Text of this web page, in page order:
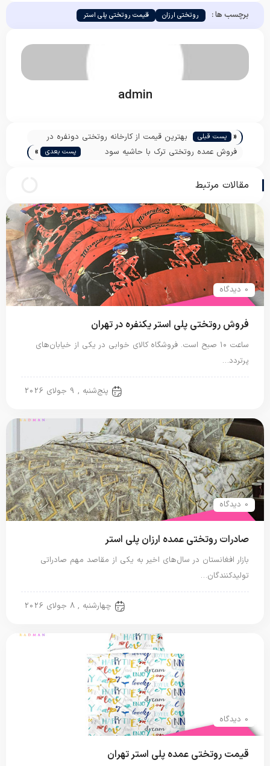
برچسب ها : روتختی ارزان قیمت روتختی پلی استر
admin
« پست قبلی
بهترین قیمت از کارخانه روتختی دونفره در
تهران
فروش عمده روتختی ترک با حاشیه سود
پست بعدی »
مقالات مرتبط
0 دیدگاه
فروش روتختی پلی استر یکنفره در تهران
ساعت ۱۰ صبح است. فروشگاه کالای خوابی در یکی از خیابان‌های
پرتردد…
پنج‌شنبه , 9 جولای 2026
0 دیدگاه
صادرات روتختی عمده ارزان پلی استر
بازار افغانستان در سال‌های اخیر به یکی از مقاصد مهم صادراتی
تولیدکنندگان…
چهارشنبه , 8 جولای 2026
0 دیدگاه
قیمت روتختی عمده پلی استر تهران